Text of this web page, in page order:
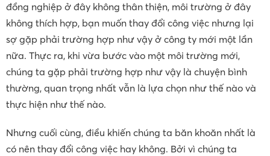
đồng nghiệp ở đây không thân thiện, môi trường ở đây
không thích hợp, bạn muốn thay đổi công việc nhưng lại
sợ gặp phải trường hợp như vậy ở công ty mới một lần
nữa. Thực ra, khi vừa bước vào một môi trường mới,
chúng ta gặp phải trường hợp như vậy là chuyện bình
thường, quan trọng nhất vẫn là lựa chọn như thế nào và
thực hiện như thế nào.
Nhưng cuối cùng, điều khiến chúng ta băn khoăn nhất là
có nên thay đổi công việc hay không. Bởi vì chúng ta